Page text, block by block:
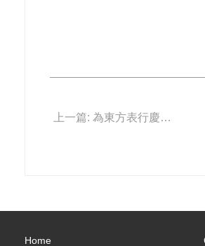
上一篇: 為東方表行慶生 Grand Seiko推獨家限量版
Home